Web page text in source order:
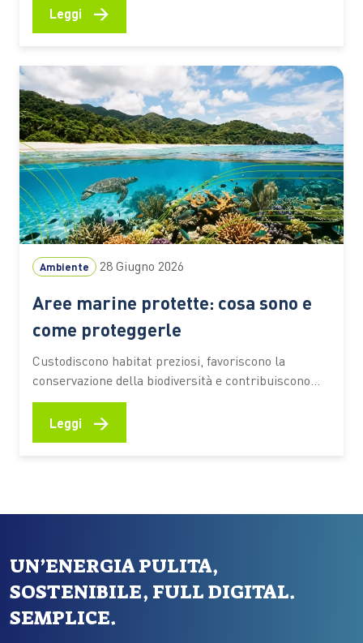
Posidonia oceanica, una pianta marina che
estate milioni di persone scelgono…
Leggi →
Ambiente 28 Giugno 2026
Aree marine protette: cosa sono e
come proteggerle
Custodiscono habitat preziosi, favoriscono la
conservazione della biodiversità e contribuiscono
alla resilienza degli ecosistemi costieri. Scopri come
funzionano, quali benefici offrono e quali
Leggi →
UN’ENERGIA PULITA,
SOSTENIBILE, FULL DIGITAL.
SEMPLICE.